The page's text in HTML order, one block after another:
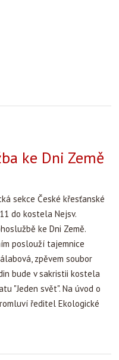
ke Dni Země
sekce České křesťanské
do kostela Nejsv.
ke Dni Země.
poslouží tajemnice
zpěvem soubor
bude v sakristii kostela
"Jeden svět". Na úvod o
ředitel Ekologické